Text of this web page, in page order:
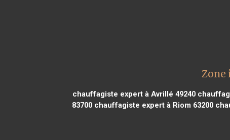
Zone
chauffagiste expert à Avrillé 49240
83700chauffagiste expert à Riom 63200